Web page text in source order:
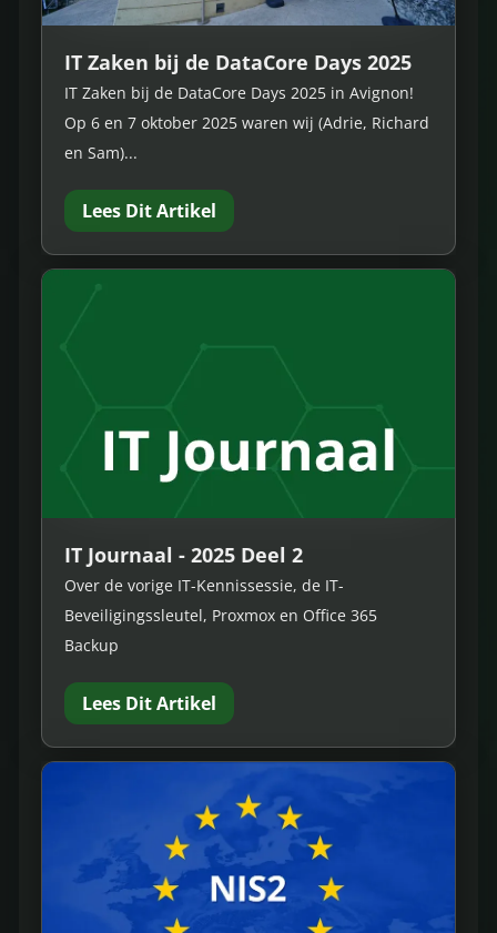
IT Zaken bij de DataCore Days 2025
IT Zaken bij de DataCore Days 2025 in Avignon!
Op 6 en 7 oktober 2025 waren wij (Adrie, Richard
en Sam)...
Lees Dit Artikel
IT Journaal - 2025 Deel 2
Over de vorige IT-Kennissessie, de IT-
Beveiligingssleutel, Proxmox en Office 365
Backup
Lees Dit Artikel